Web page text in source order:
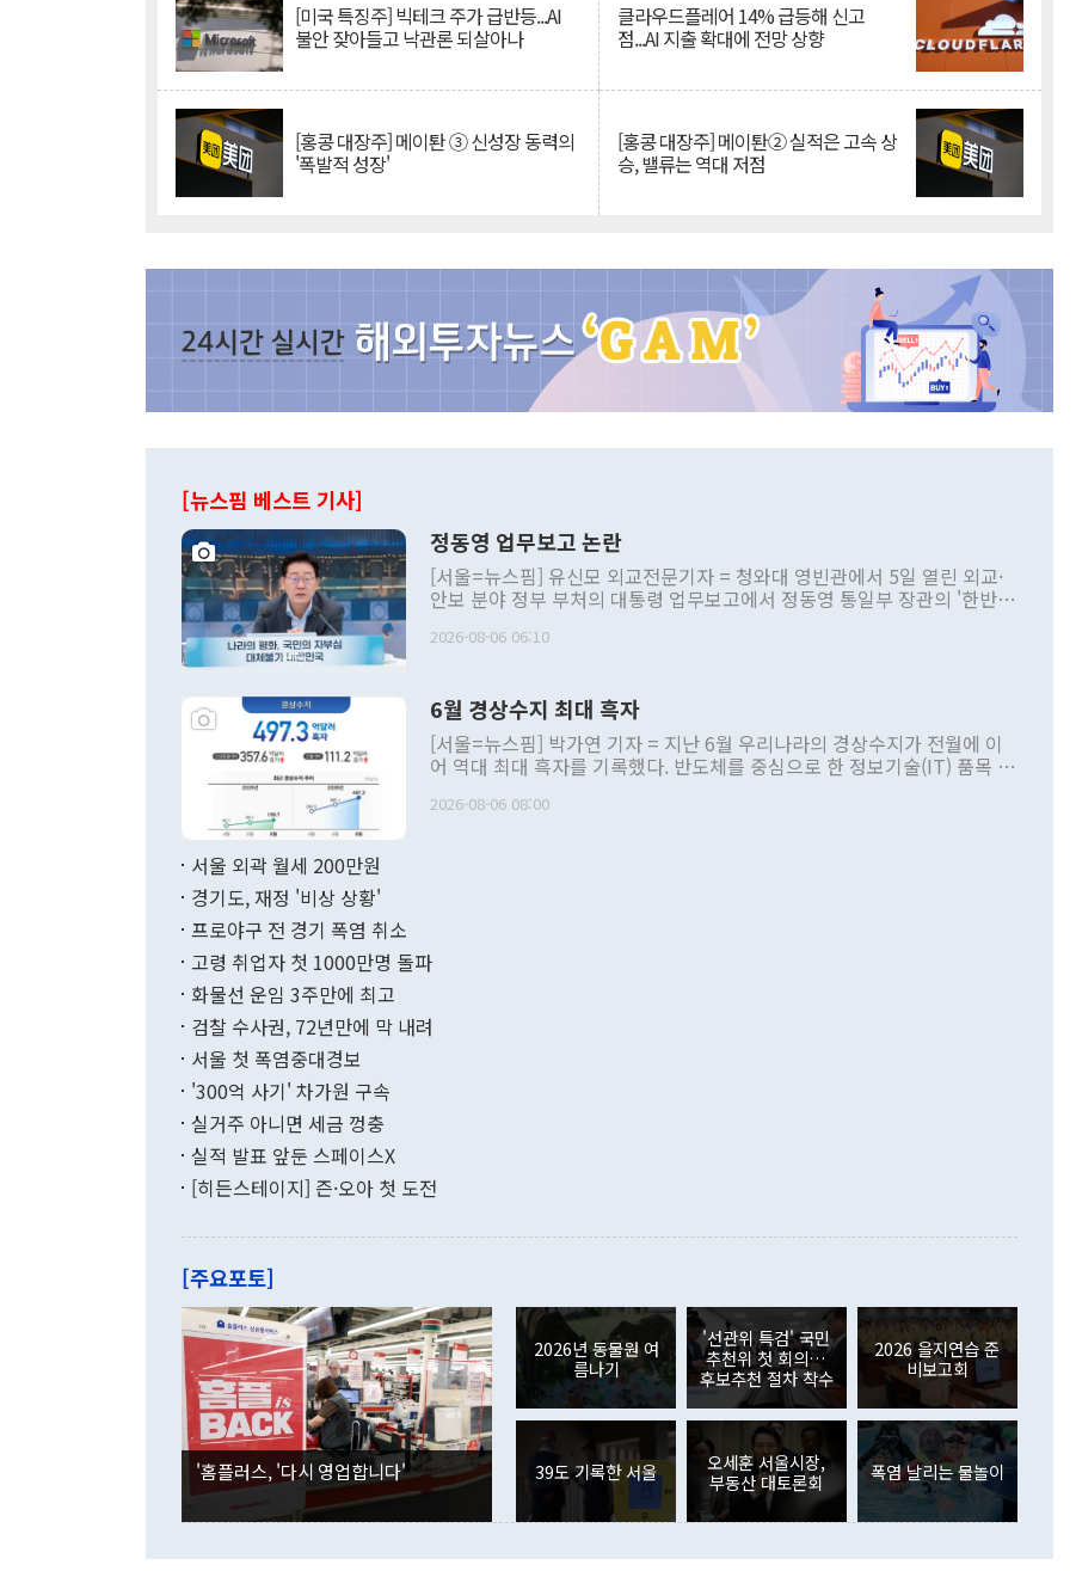
[미국 특징주] 빅테크 주가 급반등...AI
불안 잦아들고 낙관론 되살아나
클라우드플레어 14% 급등해 신고
점...AI 지출 확대에 전망 상향
[홍콩 대장주] 메이퇀 ③ 신성장 동력의
'폭발적 성장'
[홍콩 대장주] 메이퇀② 실적은 고속 상
승, 밸류는 역대 저점
[뉴스핌 베스트 기사]
정동영 업무보고 논란
[서울=뉴스핌] 유신모 외교전문기자 = 청와대 영빈관에서 5일 열린 외교·
안보 분야 정부 부처의 대통령 업무보고에서 정동영 통일부 장관의 '한반도
발언 중에는 정부 내 조율을 거치지 않은 사안을 정책으로 추진하겠다고 공
주의적 희망에 근거한 비현실적 구상'이라는 비판을 내놨다. 그동안 정 장
관의 대북 정책 관련 발언이 물의를 빚은 적은 여러 번 있지만 대통령과 유
관 부처 장관이 공개적으로 부정적 입장을 표명한 것은 이례적이다. 정 장
관의 무리한 대북 접근법과 월권을 제어해야 한다는 목소리도 높아지고 있
다. [정동영 통일부 장관이 지난달 23일 오후 서울 종로구 정부서울청사에
무너졌다고도 했다. 또 "현 시점에서 흘러간 선(先)비핵화만 되뇌는 것은
함께 4자 대화의 동력을 확보하기 위해 최선을 다할 것"이라고 말했다. 하
"우리의 선의대로 하는 게 과연 한반도의 평화와 안정에 플러스냐, 결론적
관은 업무보고 사후 브리핑에서 정 장관이 언급한 '4자 회담'에 대해 "이상
이 9월 러시아 블라디보스토크에서 열리는 '동방경제포럼(EEF)'을 언급하
며 "정부 차원에서 (참석을) 검토하고 있다"고 발언한 데 대해서도 조 장관
은 "그것은 외교부의 몫"이라며 "아직 거기까지 진도가 나가지 않았다"고
잘랐다. 정 장관이 이날 소개한 대북 구상과 설명은 정부 내 조율을 거치지
않았다는 점에서 문제가 있다. 특히 주적 표현 대체와 국호 사용, 9·19 군
사합의 복원, 4자회담 추진 등은 통일부 장관이 결정할 사안이 아니어서 월
권이라는 지적이 나오고 있다. 이 대통령은 정 장관의 업무보고를 듣고 난
뒤 "여기 업무보고에 발표했다고 승인난 건 아니다"라고 재차 확인했다. 정
부의 한 소식통은 "정 장관의 발언 내용은 대부분 국가안전보장회의(NSC)
를 거쳐 결정된 사안이 아닌 정 장관의 개인적 생각에 가깝다"며 "안보 관
련 부처 장관이 정부의 공식 정책이 아닌 사안을 추진하겠다고 업무보고를
하고 대통령의 면전에서 '국군통수권자가 나서야 한다'고 주장한 것은 심각
2026-08-06 06:10
6월 경상수지 최대 흑자
[서울=뉴스핌] 박가연 기자 = 지난 6월 우리나라의 경상수지가 전월에 이
어 역대 최대 흑자를 기록했다. 반도체를 중심으로 한 정보기술(IT) 품목 수
료=한국은행] 한국은행이 6일 발표한 '2026년 6월 국제수지(잠정)'에 따르
며 월간 기준 처음으로 1000억달러를 넘어섰다. 상품수입은 644억8000만
196.9% 급증했고 컴퓨터·주변기기(SSD)는 282.7% 증가했다. IT 품목
수출은 160.4% 늘었으며 비IT 품목도 ▲석유제품(47.5%) ▲화공품
기록했지만 지식재산권사용료수지는 전월 흑자에서 4억4000만달러 적자
로 전환됐다. 본원소득수지는 배당소득을 중심으로 32억7000만달러 흑자
는 배당수입이 늘어난 데다 전월 분기배당에 따른 기저효과로 배당지급이
였던 올해 3월(369억9000만달러)을 넘어선 것이다. 직접투자에서는 내국
인의 해외투자가 80억1000만달러, 외국인의 국내투자가 46억3000만달러
각각 증가했다. 증권투자에서는 외국인의 국내 주식 매도세가 이어졌다. 외
국인의 국내 주식 투자는 차익실현 매도 등의 영향으로 316억1000만달러
감소하며 전월(-310억5000만달러)에 이어 역대 최대 순매도 기록을 다시
경신했다. 외국인의 국내 채권투자는 세계국채지수(WGBI) 자금 유입에도
분기 말 만기도래 영향으로 증가 폭이 줄어든 52억9000만달러를 기록했
다. 내국인의 해외 증권투자는 주식을 중심으로 35억6000만달러 증가했
다. eoyn2@newspim.com
2026-08-06 08:00
서울 외곽 월세 200만원
경기도, 재정 '비상 상황'
프로야구 전 경기 폭염 취소
고령 취업자 첫 1000만명 돌파
화물선 운임 3주만에 최고
검찰 수사권, 72년만에 막 내려
서울 첫 폭염중대경보
'300억 사기' 차가원 구속
실거주 아니면 세금 껑충
실적 발표 앞둔 스페이스X
[히든스테이지] 즌·오아 첫 도전
[주요포토]
'홈플러스, '다시 영업합니다'
2026년 동물원 여
름나기
'선관위 특검' 국민
추천위 첫 회의…
후보추천 절차 착수
2026 을지연습 준
비보고회
39도 기록한 서울
오세훈 서울시장,
부동산 대토론회
폭염 날리는 물놀이